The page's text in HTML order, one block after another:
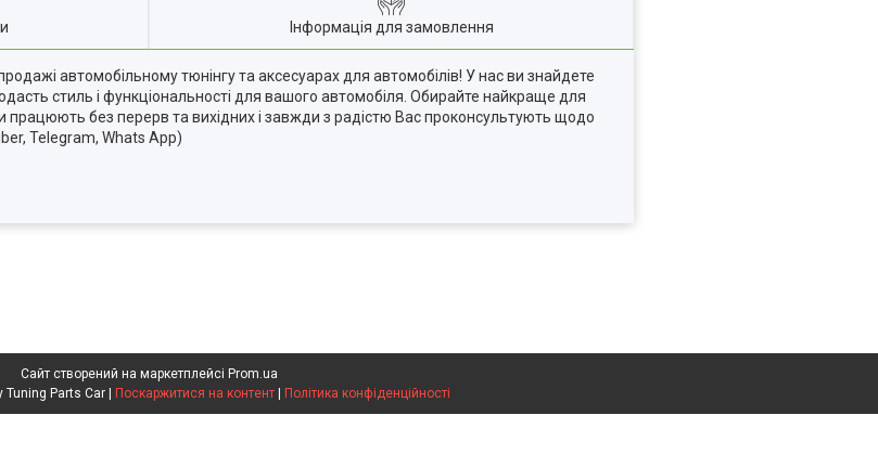
Інформація для замовлення
автомобільному тюнінгу та аксесуарах для автомобілів! У нас ви знайдете
стиль і функціональності для вашого автомобіля. Обирайте найкраще для
без перерв та вихідних і завжди з радістю Вас проконсультують щодо
Telegram, Whats App)
Сайт створений на маркетплейсі Prom.ua
Поскаржитися на контент Політика конфіденційності